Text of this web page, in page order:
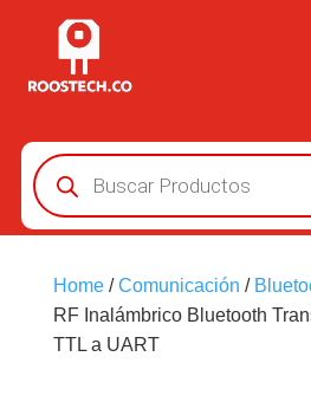
Búsqueda
de
productos
Home/Comunicación /
RF Inalámbrico Bluetooth
TTL a UART